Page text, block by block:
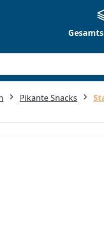
Pikante Snacks